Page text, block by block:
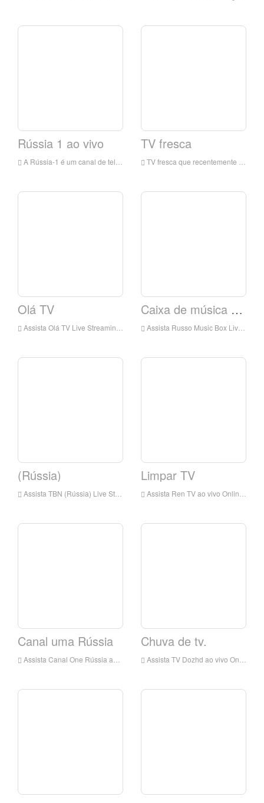
Rússia 1 ao vivo
A Rússia-1 é um canal de televisão estatal na Rússia, que começou a transmitir em 1991 e principalmente compete em programas de entretenimento.
TV fresca
TV fresca que recentemente passaram pelo vampiro do meu babá, é realmente eu, e expandiu o foco para filmes de ação ao vivo! E nos bastidores
Olá TV
Assista Olá TV Live Streaming Online, Hello TV Live Streaming, Hello TV é uma estação de televisão na Rússia
Caixa de música russa
Assista Russo Music Box Live Streaming Online, Russian Music Box Live Streaming, Russian Music Box é uma estação de televisão em russo
(Rússia)
Assista TBN (Rússia) Live Streaming Online, TBN (Rússia) Live Streaming, TBN (Rússia) é uma estação de televisão na Rússia
Limpar TV
Assista Ren TV ao vivo Online, Ren TV HD Live Streaming, Ren TV Watch TV ao vivo da Rússia
Canal uma Rússia
Assista Canal One Rússia ao vivo on-line, Canal One Rússia HD Live Streaming, Canal One Rússia Assista TV ao vivo da Rússia
Chuva de tv.
Assista TV Dozhd ao vivo Online, TV Dozhd HD Live Streaming, PTV Dozhd Watch TV ao vivo da Rússia